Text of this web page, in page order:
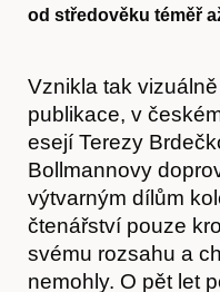
od středověku téměř
Vznikla tak
publikace, v
esejí Terezy
Bollmannovy
výtvarným dílům
čtenářství pouze
svému rozsahu a
nemohly. O pět let